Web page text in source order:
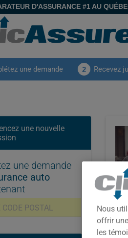
D'ASSURANCE #1 AU
une demande 2 Recevez
une nouvelle
une demande
auto
Nous
offrir
les